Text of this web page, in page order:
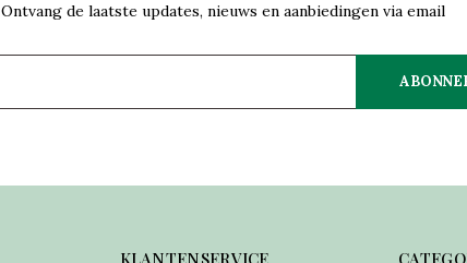
Ontvang de laatste updates, nieuws en aanbiedingen via email
KLANTENSERVICE